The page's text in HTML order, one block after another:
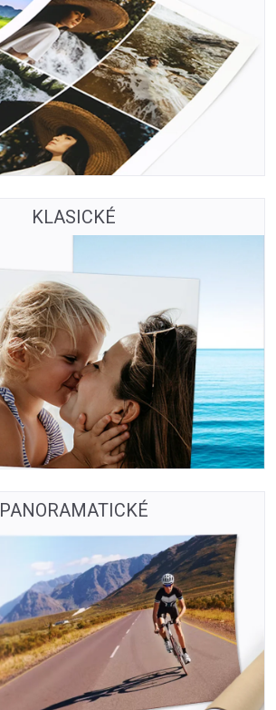
KLASICKÉ
PANORAMATICKÉ